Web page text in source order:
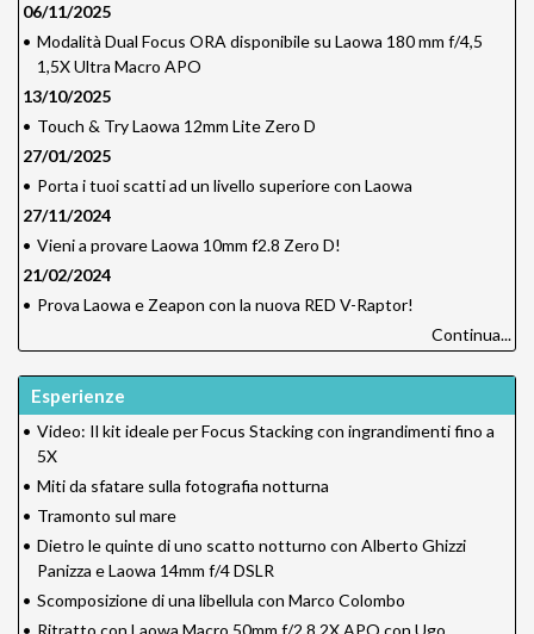
06/11/2025
• Modalità Dual Focus ORA disponibile su Laowa 180 mm f/4,5
1,5X Ultra Macro APO
13/10/2025
• Touch & Try Laowa 12mm Lite Zero D
27/01/2025
• Porta i tuoi scatti ad un livello superiore con Laowa
27/11/2024
• Vieni a provare Laowa 10mm f2.8 Zero D!
21/02/2024
• Prova Laowa e Zeapon con la nuova RED V-Raptor!
Continua...
Esperienze
• Video: Il kit ideale per Focus Stacking con ingrandimenti fino a
5X
• Miti da sfatare sulla fotografia notturna
• Tramonto sul mare
• Dietro le quinte di uno scatto notturno con Alberto Ghizzi
Panizza e Laowa 14mm f/4 DSLR
• Scomposizione di una libellula con Marco Colombo